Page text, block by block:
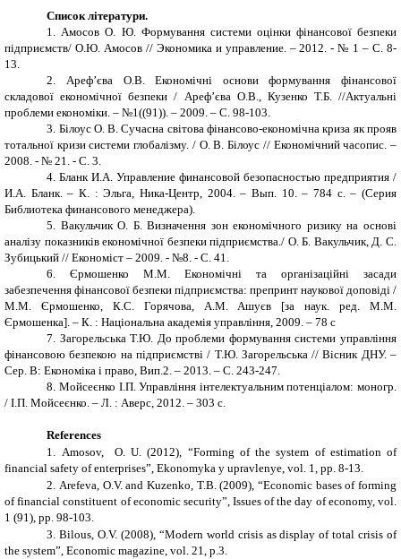
Список літератури.
1. Амосов О. Ю. Формування системи оцінки фінансової безпеки
підприємств/ О.Ю. Амосов // Экономика и управление. – 2012. - № 1 – С. 8-
13.
2. Ареф’єва О.В. Економічні основи формування фінансової
складової економічної безпеки / Ареф’єва О.В., Кузенко Т.Б. //Актуальні
проблеми економіки. – №1((91)). – 2009. – С. 98-103.
3. Білоус О. В. Сучасна світова фінансово-економічна криза як прояв
тотальної кризи системи глобалізму. / О. В. Білоус // Економічний часопис. –
2008. - № 21. - С. 3.
4. Бланк И.А. Управление финансовой безопасностью предприятия /
И.А. Бланк. – К. : Эльга, Ника-Центр, 2004. – Вып. 10. – 784 с. – (Серия
Библиотека финансового менеджера)
5. Вакульчик О. Б. Визначення зон економічного ризику на основі
аналізу показників економічної безпеки підприємства./ О. Б. Вакульчик, Д. С.
Зубицький // Економіст – 2009. - №8. - С. 41.
6. Єрмошенко М.М. Економічні та організаційні засади
забезпечення фінансової безпеки підприємства: препринт наукової доповіді /
М.М. Єрмошенко, К.С. Горячова, А.М. Ашуєв [за наук. ред. М.М.
Єрмошенка]. – К. : Національна академія управління, 2009. – 78 с
7. Загорельська Т.Ю. До проблеми формування системи управління
фінансовою безпекою на підприємстві / Т.Ю. Загорельська // Вісник ДНУ. –
Сер. В: Економіка і право, Вип.2. – 2013 . – С. 243-247.
8. Мойсеєнко І.П. Управління інтелектуальним потенціалом: моногр.
/ І.П. Мойсеєнко. – Л. : Аверс, 2012 . – 303 с.
References
1.
Аmosov, О.U .(2012), “Forming of the system of estimation of
financial safety of enterprises”, Ekonomyka y upravlenye, vol. 1 , pp . 8-13.
2. Arefeva, O.V. and Kuzenko, T.B. (2009), “Economic bases of forming
of financial constituent of economic security”, Issues of the day of economy, vol.
1 (91), pp. 98-103.
3. Bilous, O.V. (2008), “Modern world crisis as display of total crisis of
the system”, Economic magazine, vol. 21, p.3.